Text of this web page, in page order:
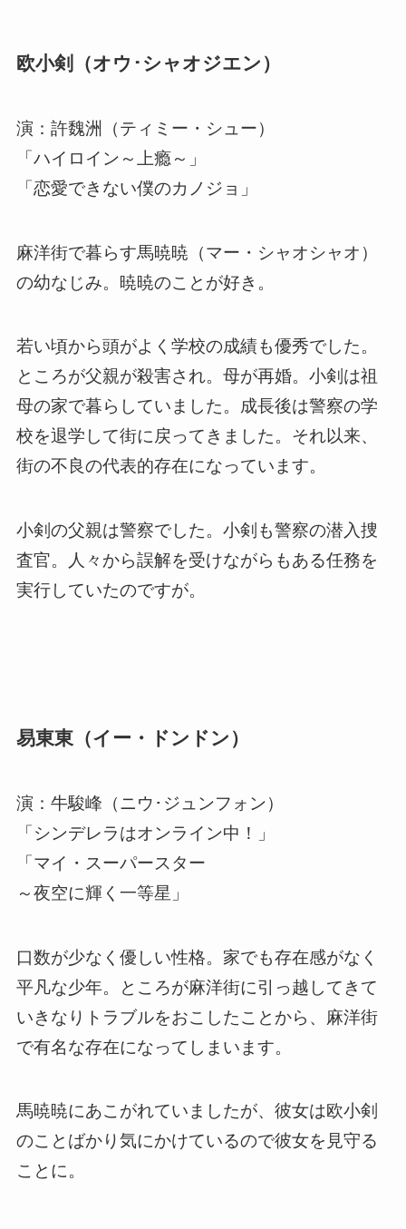
欧小剣（オウ･シャオジエン）
演：許魏洲（ティミー・シュー）
「ハイロイン～上瘾～」
「恋愛できない僕のカノジョ」
麻洋街で暮らす馬暁暁（マー・シャオシャオ）
の幼なじみ。暁暁のことが好き。
若い頃から頭がよく学校の成績も優秀でした。
ところが父親が殺害され。母が再婚。小剣は祖
母の家で暮らしていました。成長後は警察の学
校を退学して街に戻ってきました。それ以来、
街の不良の代表的存在になっています。
小剣の父親は警察でした。小剣も警察の潜入捜
査官。人々から誤解を受けながらもある任務を
実行していたのですが。
易東東（イー・ドンドン）
演：牛駿峰（ニウ･ジュンフォン）
「シンデレラはオンライン中！」
「マイ・スーパースター
～夜空に輝く一等星」
口数が少なく優しい性格。家でも存在感がなく
平凡な少年。ところが麻洋街に引っ越してきて
いきなりトラブルをおこしたことから、麻洋街
で有名な存在になってしまいます。
馬暁暁にあこがれていましたが、彼女は欧小剣
のことばかり気にかけているので彼女を見守る
ことに。